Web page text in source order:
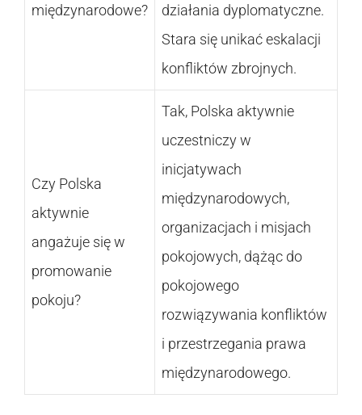
międzynarodowe?
działania dyplomatyczne.
Stara się unikać eskalacji
konfliktów zbrojnych.
Czy Polska
aktywnie
angażuje się w
promowanie
pokoju?
Tak, Polska aktywnie
uczestniczy w
inicjatywach
międzynarodowych,
organizacjach i misjach
pokojowych, dążąc do
pokojowego
rozwiązywania konfliktów
i przestrzegania prawa
międzynarodowego.